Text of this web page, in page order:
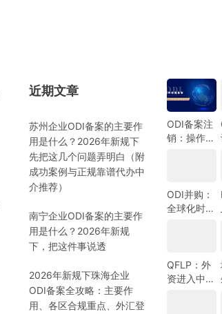
近期文章
苏州企业ODI备案的主要作
用是什么？2026年新规下
先把这几个问题弄明白（附
成功案例与正规靠谱代办中
介推荐）
南宁企业ODI备案的主要作
用是什么？2026年新规
下，把这件事说透
2026年新规下珠海企业
ODI备案全攻略：主要作
用、各区合规重点、外汇登
ODI备案注
销：操作指
ODI并购：
全球化时代
QFLP：外
资进入中国